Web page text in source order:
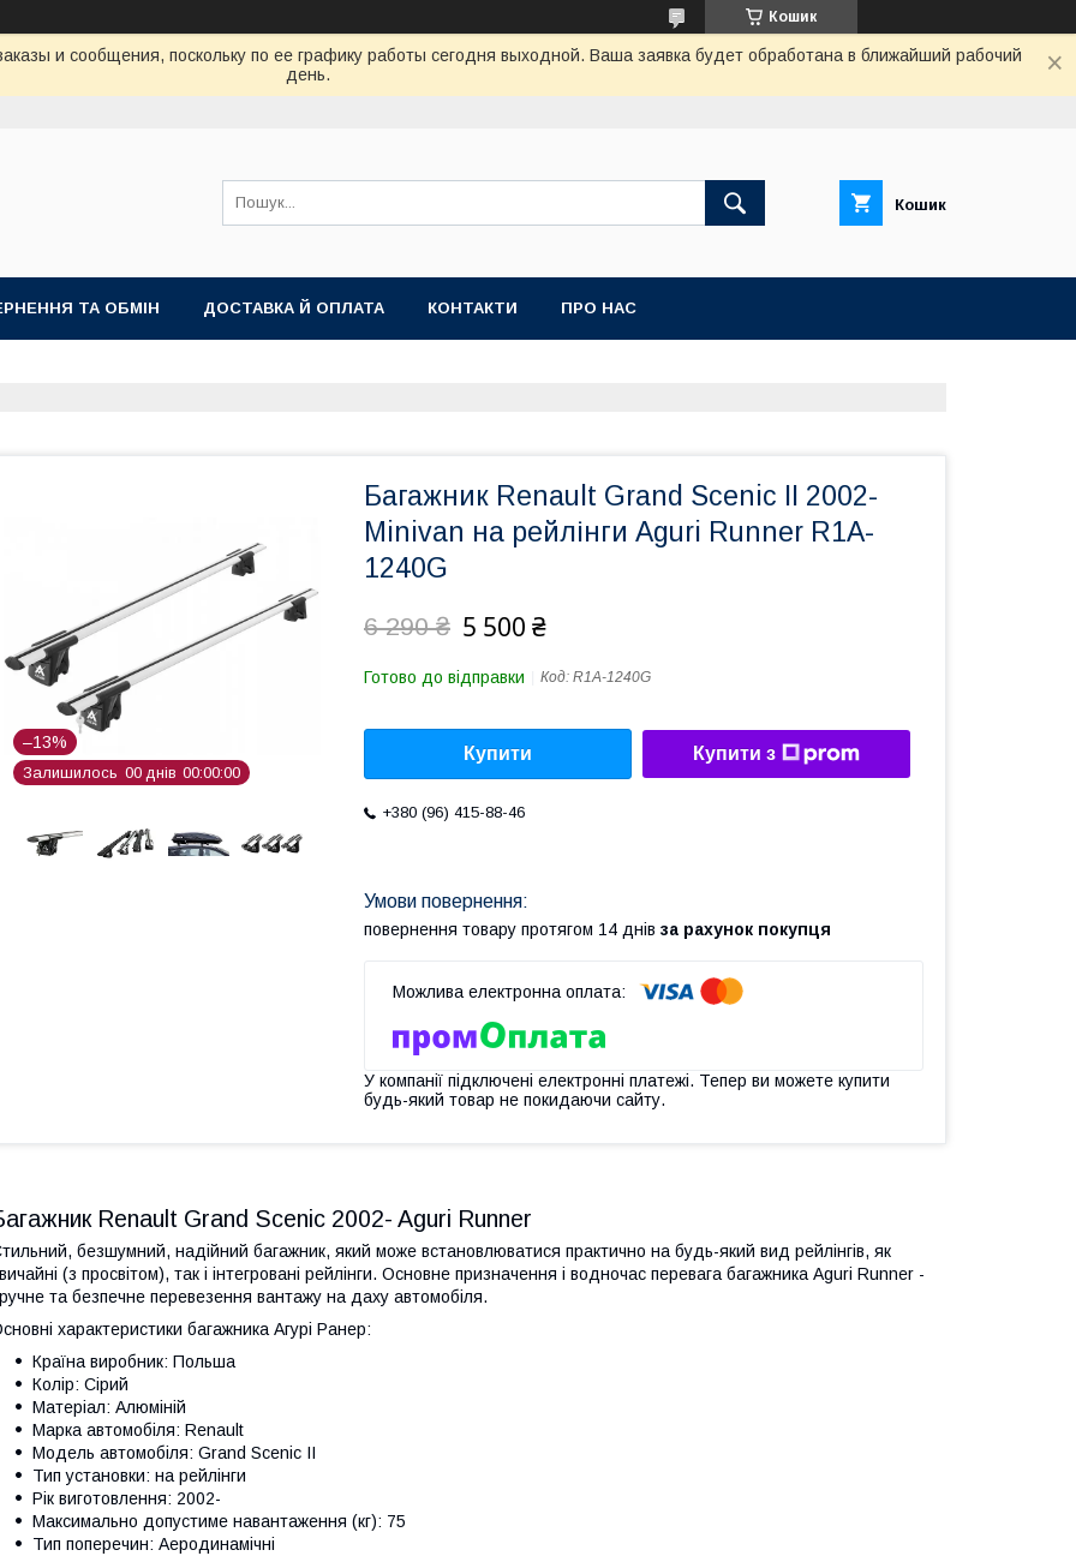
Кошик
и сообщения, поскольку по ее графику работы сегодня выходной. Ваша заявка будет обработана в ближайший рабочий
день.
Кошик
ТА ОБМІН ДОСТАВКА Й ОПЛАТА КОНТАКТИ ПРО НАС
–13%
Залишилось 00 днів 00 00 00
Багажник Renault Grand Scenic II 2002-
Minivan на рейлінги Aguri Runner R1A-
1240G
6 290 ₴ 5 500 ₴
Готово до відправки Код: R1A-1240G
Купити Купити з
+380 (96) 415-88-46
повернення товару протягом 14 днів за рахунок покупця
У компанії підключені електронні платежі. Тепер ви можете купити
будь-який товар не покидаючи сайту.
Renault Grand Scenic 2002- Aguri Runner
безшумний, надійний багажник, який може встановлюватися практично на будь-який вид рейлінгів, як
(з просвітом), так і інтегровані рейлінги. Основне призначення і водночас перевага багажника Aguri Runner -
та безпечне перевезення вантажу на даху автомобіля.
характеристики багажника Агурі Ранер:
Країна виробник: Польша
Колір: Сірий
Матеріал: Алюміній
Марка автомобіля: Renault
Модель автомобіля: Grand Scenic II
Тип установки: на рейлінги
Рік виготовлення: 2002-
Максимально допустиме навантаження (кг): 75
Тип поперечин: Аеродинамічні